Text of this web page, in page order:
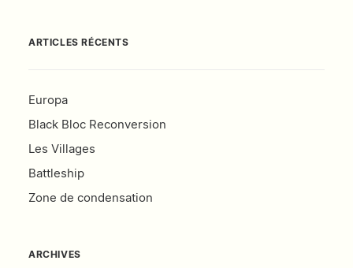
ARTICLES RÉCENTS
Europa
Black Bloc Reconversion
Les Villages
Battleship
Zone de condensation
ARCHIVES